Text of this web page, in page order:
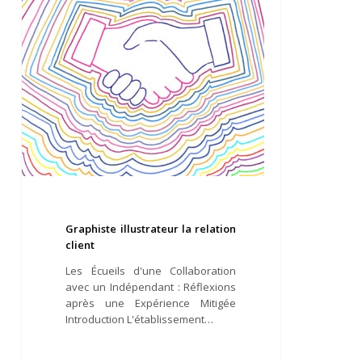
client
Graphiste illustrateur la relation
client
Les Écueils d'une Collaboration
avec un Indépendant : Réflexions
après une Expérience Mitigée
Introduction L'établissement…